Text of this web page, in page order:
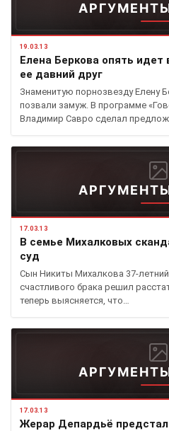
19.03.13
Елена Беркова опять идет
ее давний друг
Знаменитую порнозвезду Елену
позвали замуж. В программе
Владимир Савро сделал
17.03.13
В семье Михалковых
суд
Сын Никиты Михалкова 37-
счастливого брака решил
теперь выясняется, что…
17.03.13
Жерар Депардьё